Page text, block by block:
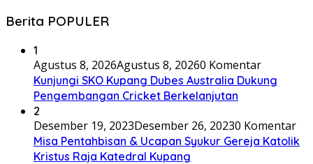
Berita POPULER
1
Agustus 8, 2026Agustus 8, 20260 Komentar
Kunjungi SKO Kupang Dubes Australia Dukung
Pengembangan Cricket Berkelanjutan
2
Desember 19, 2023Desember 26, 20230 Komentar
Misa Pentahbisan & Ucapan Syukur Gereja Katolik
Kristus Raja Katedral Kupang